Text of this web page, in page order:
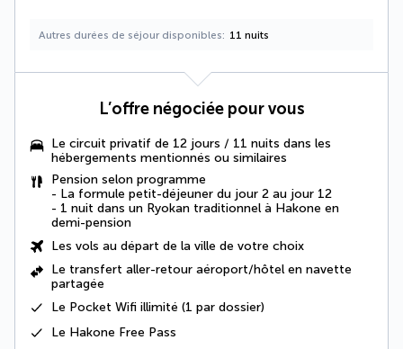
Autres durées de séjour disponibles 11 nuits
L’offre négociée pour vous
Le circuit privatif de 12 jours / 11 nuits dans les
hébergements mentionnés ou similaires
Pension selon programme
- La formule petit-déjeuner du jour 2 au jour 12
- 1 nuit dans un Ryokan traditionnel à Hakone en
demi-pension
Les vols au départ de la ville de votre choix
Le transfert aller-retour aéroport/hôtel en navette
partagée
Le Pocket Wifi illimité (1 par dossier)
Le Hakone Free Pass